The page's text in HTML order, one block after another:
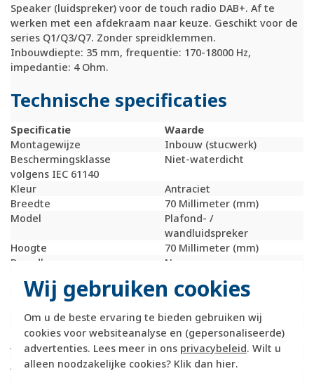
Wij gebruiken cookies
Om u de beste ervaring te bieden gebruiken wij
cookies voor websiteanalyse en (gepersonaliseerde)
advertenties. Lees meer in ons privacybeleid. Wilt u
alleen noodzakelijke cookies? Klik dan hier.
Speaker (luidspreker) voor de touch radio DAB+. Af te
werken met een afdekraam naar keuze. Geschikt voor de
series Q1/Q3/Q7. Zonder spreidklemmen.
Inbouwdiepte: 35 mm, frequentie: 170-18000 Hz,
impedantie: 4 Ohm.
Technische specificaties
Specificatie
Waarde
Montagewijze
Inbouw (stucwerk)
Beschermingsklasse
volgens IEC 61140
Niet-waterdicht
Kleur
Antraciet
Breedte
70 Millimeter (mm)
Model
Plafond- /
wandluidspreker
Hoogte
70 Millimeter (mm)
Draadloos
Nee
Frequentie
170 - 18000 Hertz
Nom. belastbaarheid
3 Watt (W)
Impedantie
4 Ohm (Ohm)
Volumeregeling
Nee
Aantal wegen
1